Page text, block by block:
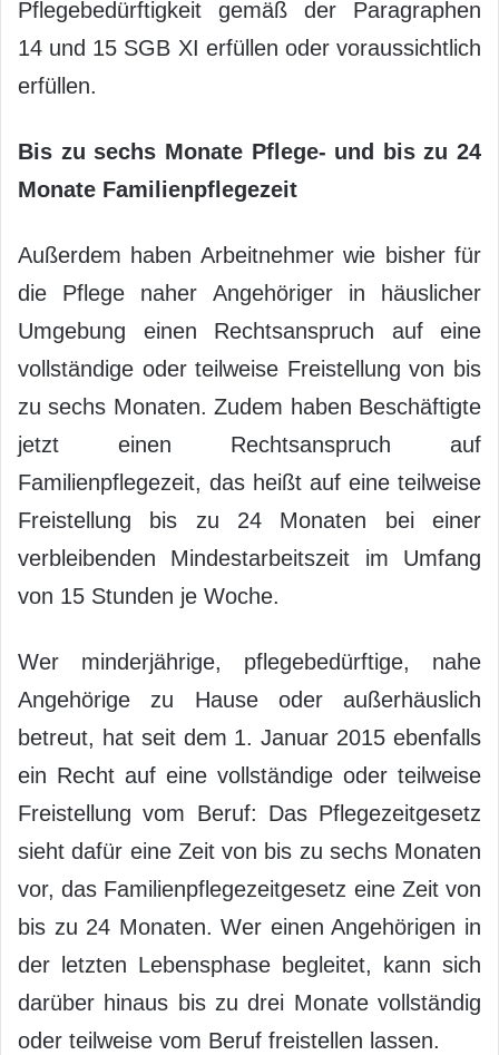
Pflegebedürftigkeit gemäß der Paragraphen
14 und 15 SGB XI erfüllen oder voraussichtlich
erfüllen.
Bis zu sechs Monate Pflege- und bis zu 24
Monate Familienpflegezeit
Außerdem haben Arbeitnehmer wie bisher für
die Pflege naher Angehöriger in häuslicher
Umgebung einen Rechtsanspruch auf eine
vollständige oder teilweise Freistellung von bis
zu sechs Monaten. Zudem haben Beschäftigte
jetzt einen Rechtsanspruch auf
Familienpflegezeit, das heißt auf eine teilweise
Freistellung bis zu 24 Monaten bei einer
verbleibenden Mindestarbeitszeit im Umfang
von 15 Stunden je Woche.
Wer minderjährige, pflegebedürftige, nahe
Angehörige zu Hause oder außerhäuslich
betreut, hat seit dem 1. Januar 2015 ebenfalls
ein Recht auf eine vollständige oder teilweise
Freistellung vom Beruf: Das Pflegezeitgesetz
sieht dafür eine Zeit von bis zu sechs Monaten
vor, das Familienpflegezeitgesetz eine Zeit von
bis zu 24 Monaten. Wer einen Angehörigen in
der letzten Lebensphase begleitet, kann sich
darüber hinaus bis zu drei Monate vollständig
oder teilweise vom Beruf freistellen lassen.